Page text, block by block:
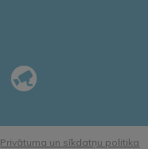
Privātuma un sīkdatņu politika